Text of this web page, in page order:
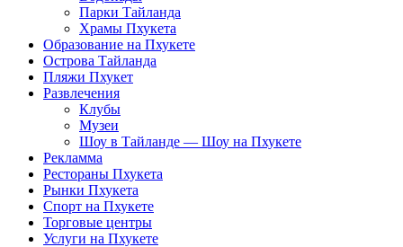
Парки Тайланда
Храмы Пхукета
Образование на Пхукете
Острова Тайланда
Пляжи Пхукет
Развлечения
Клубы
Музеи
Шоу в Тайланде — Шоу на Пхукете
Рекламма
Рестораны Пхукета
Рынки Пхукета
Спорт на Пхукете
Торговые центры
Услуги на Пхукете